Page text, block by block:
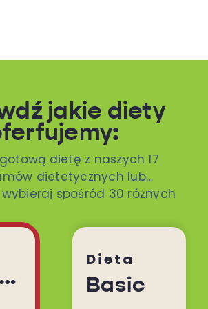
jakie diety
dietę z naszych 17
dietetycznych lub
spośród 30 różnych
Wybór Menu
Dieta
Basic